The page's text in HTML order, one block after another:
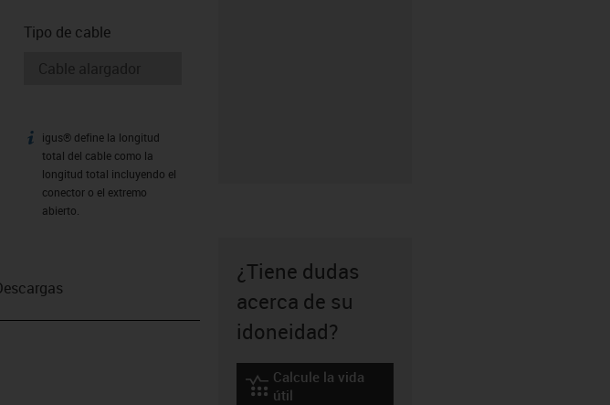
Tipo de cable
igus-icon-info
igus® define la longitud
total del cable como la
longitud total incluyendo el
conector o el extremo
abierto.
¿Tiene dudas
acerca de su
idoneidad?
igus-icon-lebensdauerrechner
Calcule la vida
útil